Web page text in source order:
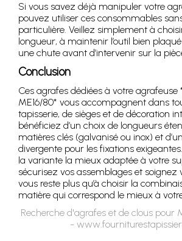
Si vous savez déjà manipuler votre
pouvez utiliser ces consommables
particulière. Veillez simplement à
longueur, à maintenir l’outil bien
une chute avant d’intervenir sur la
Conclusion
Ces agrafes dédiées à votre agrafeuse
ME16/80* vous accompagnent dans
tapisserie, de sièges et de décoration
bénéficiez d’un choix de longueurs
matières clés (galvanisé ou inox) et
divergente pour les fixations
la variante la mieux adaptée à votre
sécurisez vos assemblages et soignez
vous reste plus qu’à choisir la
matière qui correspond le mieux à
Recherche d'agrafes et de clous pour
-